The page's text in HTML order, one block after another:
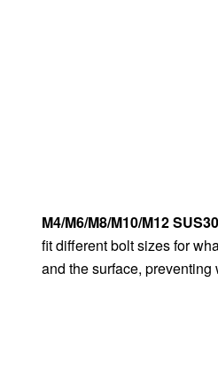
M4/M6/M8/M10/M12
fit different bolt sizes for
and the surface,